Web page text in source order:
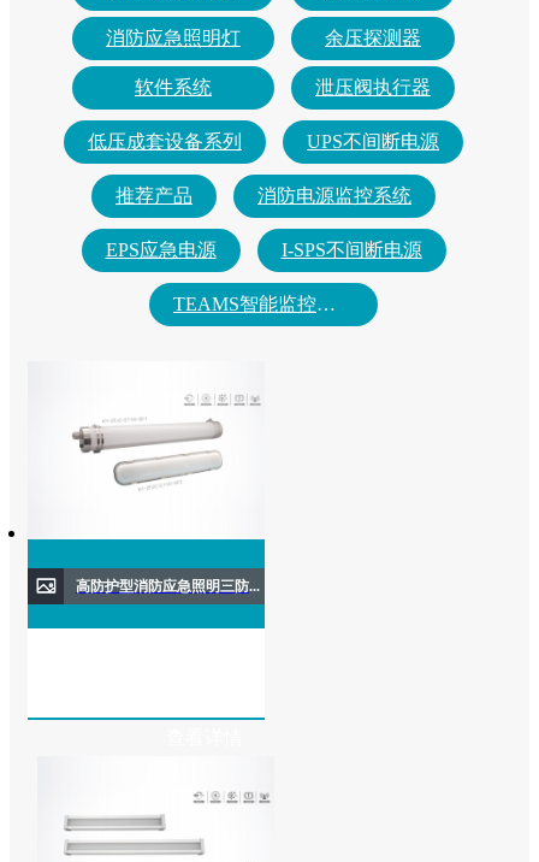
消防应急照明灯
软件系统
余压探测器
泄压阀执行器
低压成套设备系列 UPS不间断电源
推荐产品 消防电源监控系统
EPS应急电源 I-SPS不间断电源
TEAMS智能监控系统
高防护型消防应急照明三防灯(壁挂式)